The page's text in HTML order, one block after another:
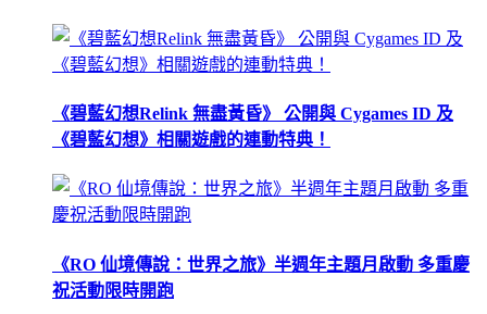
《碧藍幻想Relink 無盡黃昏》 公開與 Cygames ID 及
《碧藍幻想》相關遊戲的連動特典！
《RO 仙境傳說：世界之旅》半週年主題月啟動 多重慶
祝活動限時開跑